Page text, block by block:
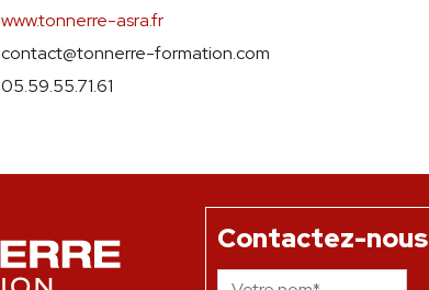
www.tonnerre-asra.fr
contact@tonnerre-formation.com
05.59.55.71.61
Contactez-nous